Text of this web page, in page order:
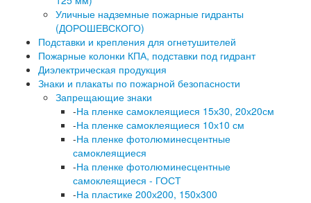
Уличные надземные пожарные гидранты
(ДОРОШЕВСКОГО)
Подставки и крепления для огнетушителей
Пожарные колонки КПА, подставки под гидрант
Диэлектрическая продукция
Знаки и плакаты по пожарной безопасности
Запрещающие знаки
-На пленке самоклеящиеся 15х30, 20х20см
-На пленке самоклеящиеся 10х10 см
-На пленке фотолюминесцентные
самоклеящиеся
-На пленке фотолюминесцентные
самоклеящиеся - ГОСТ
-На пластике 200х200, 150х300